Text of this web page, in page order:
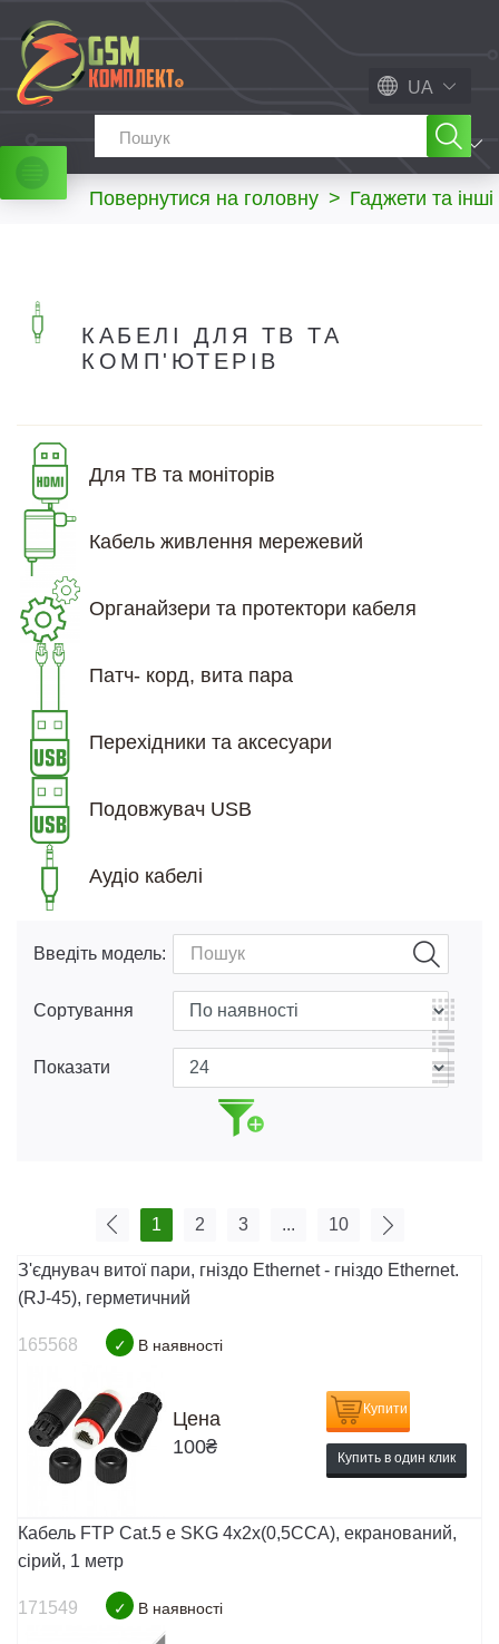
UA
МЕНЮ
Повернутися на головну > Гаджети та
КАБЕЛІ ДЛЯ ТВ ТА
КОМП'ЮТЕРІВ
Для ТВ та моніторів
Кабель живлення мережевий
Органайзери та протектори кабеля
Патч- корд, вита пара
Перехідники та аксесуари
Подовжувач USB
Аудіо кабелі
Введіть модель:
Сортування
Показати
1 2 3 ... 10
З'єднувач витої пари, гніздо Ethernet - гніздо Ethernet.
(RJ-45), герметичний
165568 ✓ В наявності
Цена
100₴
Купити
Купить в один клик
Кабель FTP Cat.5 e SKG 4x2x(0,5CCA), екранований,
сірий, 1 метр
171549 ✓ В наявності